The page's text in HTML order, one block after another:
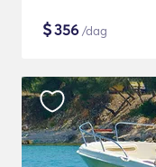
$356 /dag